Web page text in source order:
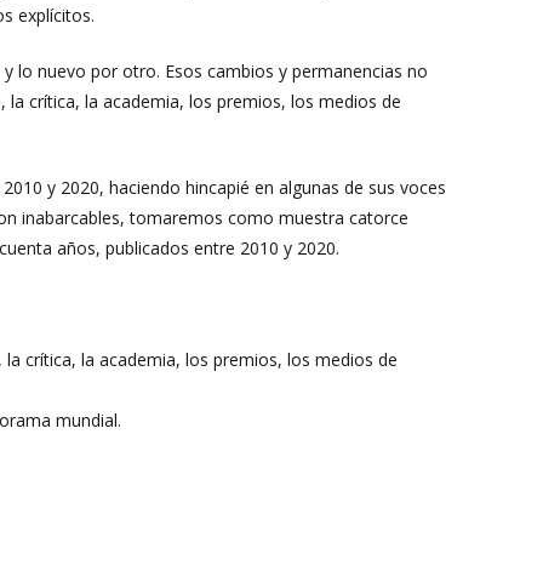
explícitos.
lo nuevo por otro. Esos cambios y permanencias no
crítica, la academia, los premios, los medios de
y 2020, haciendo hincapié en algunas de sus voces
inabarcables, tomaremos como muestra catorce
años, publicados entre 2010 y 2020.
crítica, la academia, los premios, los medios de
mundial.